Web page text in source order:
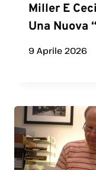
Miller E
Una Nuova
9 Aprile 2026